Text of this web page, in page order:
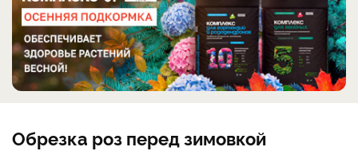
Обрезка роз перед зимовкой